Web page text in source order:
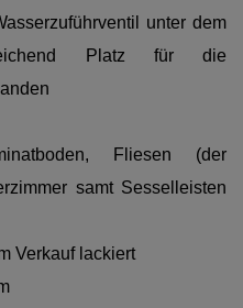
unter dem
Platz für die
Fliesen (der
samt Sesselleisten
Verkauf lackiert